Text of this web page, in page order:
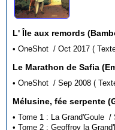
L' Île aux remords
• OneShot / Oct
Le
• OneShot / Sep
Mélusine, fée serpente